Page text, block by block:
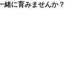
緒に育みませんか？